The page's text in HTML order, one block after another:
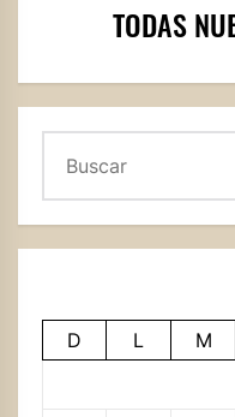
TODAS
D L M